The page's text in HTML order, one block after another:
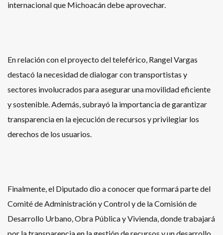
internacional que Michoacán debe aprovechar.
En relación con el proyecto del teleférico, Rangel Vargas
destacó la necesidad de dialogar con transportistas y
sectores involucrados para asegurar una movilidad eficiente
y sostenible. Además, subrayó la importancia de garantizar
transparencia en la ejecución de recursos y privilegiar los
derechos de los usuarios.
Finalmente, el Diputado dio a conocer que formará parte del
Comité de Administración y Control y de la Comisión de
Desarrollo Urbano, Obra Pública y Vivienda, donde trabajará